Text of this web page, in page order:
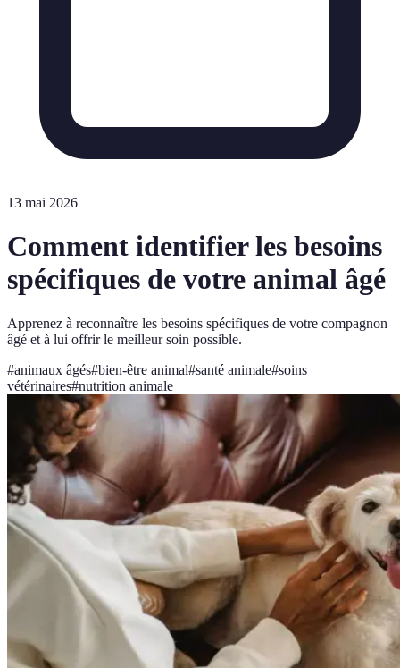
13 mai 2026
Comment identifier les besoins
spécifiques de votre animal âgé
Apprenez à reconnaître les besoins spécifiques de votre compagnon
âgé et à lui offrir le meilleur soin possible.
#animaux âgés#bien-être animal#santé animale#soins
vétérinaires#nutrition animale